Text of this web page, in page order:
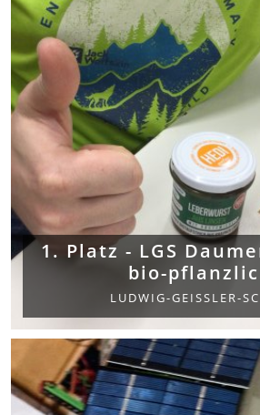
1. Platz - LGS
bio-
LUDWIG-GEISSLER-